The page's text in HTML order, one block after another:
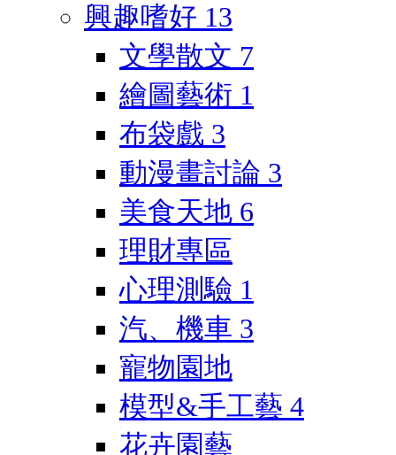
興趣嗜好 13
文學散文 7
繪圖藝術 1
布袋戲 3
動漫畫討論 3
美食天地 6
理財專區
心理測驗 1
汽、機車 3
寵物園地
模型&手工藝 4
花卉園藝